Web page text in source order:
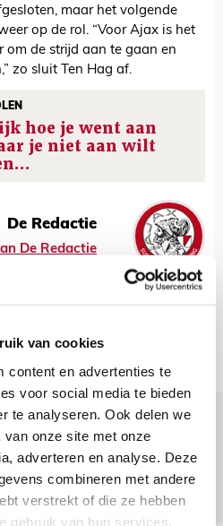
van cookies
content en advertenties te
voor social media te bieden
te analyseren. Ook delen we
onze site met onze
adverteren en analyse. Deze
combineren met andere
verstrekt of die ze hebben
gebruik van hun services.
maar het volgende
op de rol. “Voor Ajax is het
om de strijd aan te gaan en
zo sluit Ten Hag af.
hoe je went aan
je niet aan wilt
De Redactie
De Redactie
formatie begin